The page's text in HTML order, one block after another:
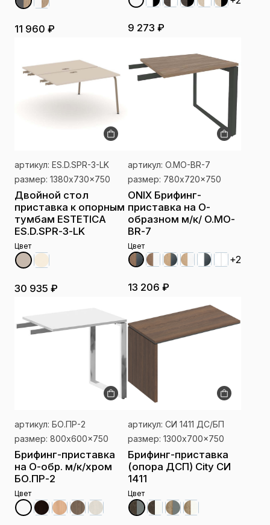
11 960 ₽ 9 273 ₽
артикул: ES.D.SPR-3-LK
размер: 1380x730x750
Двойной стол
приставка к опорным
тумбам ESTETICA
ES.D.SPR-3-LK
Цвет
30 935 ₽
артикул: O.MO-BR-7
размер: 780x720x750
ONIX Брифинг-
приставка на О-
образном м/к/ O.MO-
BR-7
Цвет
+2
13 206 ₽
артикул: БО.ПР-2
размер: 800x600x750
Брифинг-приставка
на О-обр. м/к/хром
БО.ПР-2
Цвет
артикул: СИ 1411 ДС/БП
размер: 1300x700x750
Брифинг-приставка
(опора ДСП) City СИ
1411
Цвет